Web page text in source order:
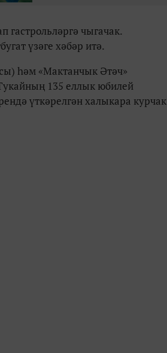
гастрольләргә чыгачак.
үзәге хәбәр итә.
һәм «Мактанчык Әтәч»
135 еллык юбилей
үткәрелгән халыкара курчак